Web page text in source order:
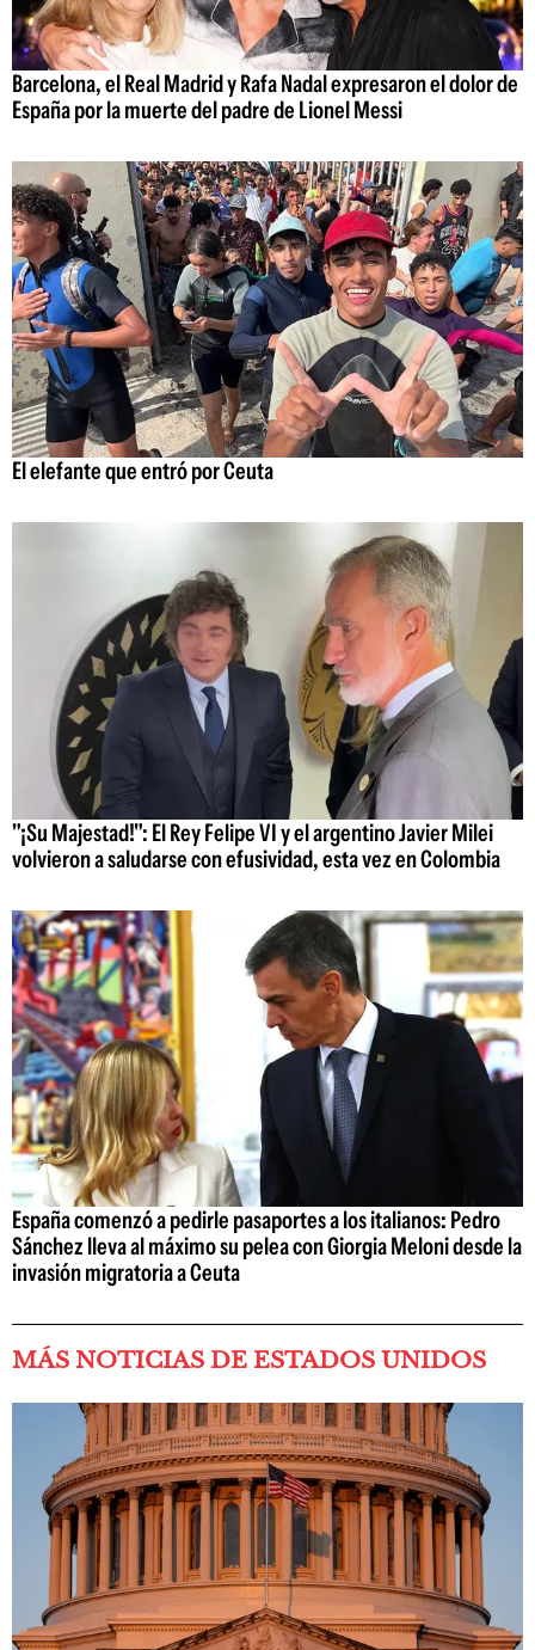
Barcelona, el Real Madrid y Rafa Nadal expresaron el dolor de
España por la muerte del padre de Lionel Messi
El elefante que entró por Ceuta
"¡Su Majestad!": El Rey Felipe VI y el argentino Javier Milei
volvieron a saludarse con efusividad, esta vez en Colombia
España comenzó a pedirle pasaportes a los italianos: Pedro
Sánchez lleva al máximo su pelea con Giorgia Meloni desde la
invasión migratoria a Ceuta
MÁS NOTICIAS DE ESTADOS UNIDOS